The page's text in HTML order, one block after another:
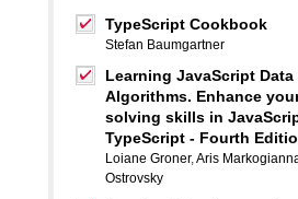
TypeScript Cookbook
Stefan Baumgartner
Learning JavaScript
Algorithms. Enhance
solving skills in
TypeScript - Fourth
Loiane Groner,Aris
Ostrovsky